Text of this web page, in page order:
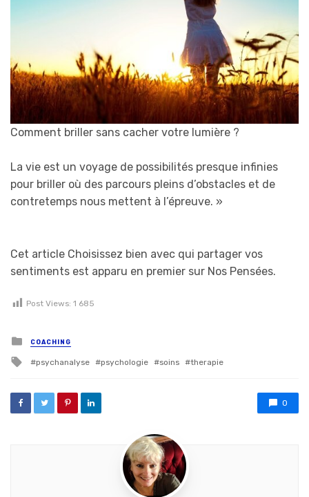
Comment briller sans cacher votre lumière ?
La vie est un voyage de possibilités presque infinies
pour briller où des parcours pleins d’obstacles et de
contretemps nous mettent à l’épreuve. »
Cet article Choisissez bien avec qui partager vos
sentiments est apparu en premier sur Nos Pensées.
Post Views: 1 685
Posted in
COACHING
Tagged with
psychanalyse psychologie soins therapie
0